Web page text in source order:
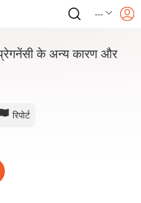
---
प्रेगनेंसी के अन्य कारण और
रिपोर्ट